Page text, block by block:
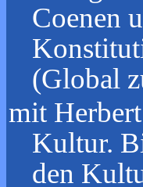
Coenen
(Global
mit
Kultur.
den